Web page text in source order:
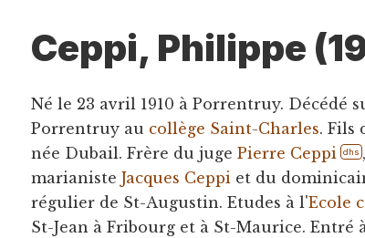
Ceppi, Philippe
Né le 23 avril 1910 à Porrentruy. Décédé
Porrentruy au collège Saint-Charles. Fils
née Dubail. Frère du jugePierre Ceppi dhs
marianisteJacques Ceppi et du
régulier de St-Augustin. Etudes à l'Ecole
St-Jean à Fribourg et à St-Maurice. Entré